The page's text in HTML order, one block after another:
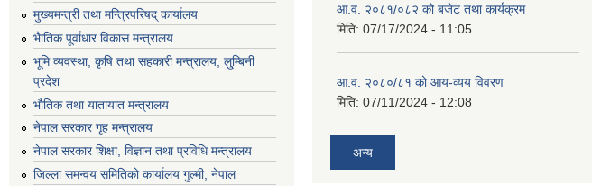
मुख्यमन्त्री तथा मन्त्रिपरिषद् कार्यालय
भैातिक पूर्वाधार विकास मन्त्रालय
भूमि व्यवस्था, कृषि तथा सहकारी मन्त्रालय, लु्म्बिनी
प्रदेश
भाैतिक तथा यातायात मन्त्रालय
नेपाल सरकार गृह मन्त्रालय
नेपाल सरकार शिक्षा, विज्ञान तथा प्रविधि मन्त्रालय
जिल्ला समन्वय समितिको कार्यालय गुल्मी, नेपाल
आ.व. २०८१/०८२ को बजेट तथा कार्यक्रम
मिति: 07/17/2024 - 11:05
आ.व. २०८०/८१ को आय-व्यय विवरण
मिति: 07/11/2024 - 12:08
अन्य